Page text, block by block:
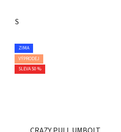
S
ZIMA
VÝPRODEJ
SLEVA 50 %